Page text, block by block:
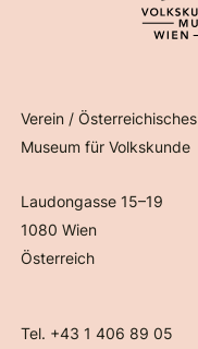
Verein / Österreichisches
Museum für Volkskunde
Laudongasse 15–19
1080 Wien
Österreich
Tel. +43 1 406 89 05